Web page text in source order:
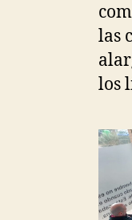
las
los